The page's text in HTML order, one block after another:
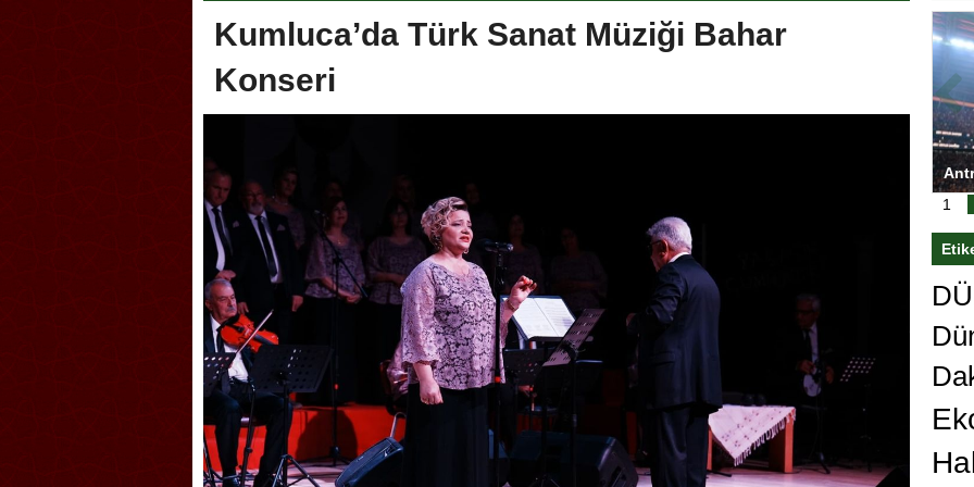
Kumluca’da Türk Sanat Müziği Bahar
Konseri
Geleneksel Türk Okçuluğu
ev sahipliği yapıyor
Askerlik şakası Dünya Kupası’nı
karıştırdı! Güney Kore’den sert karar
1